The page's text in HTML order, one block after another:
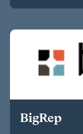
BigRep